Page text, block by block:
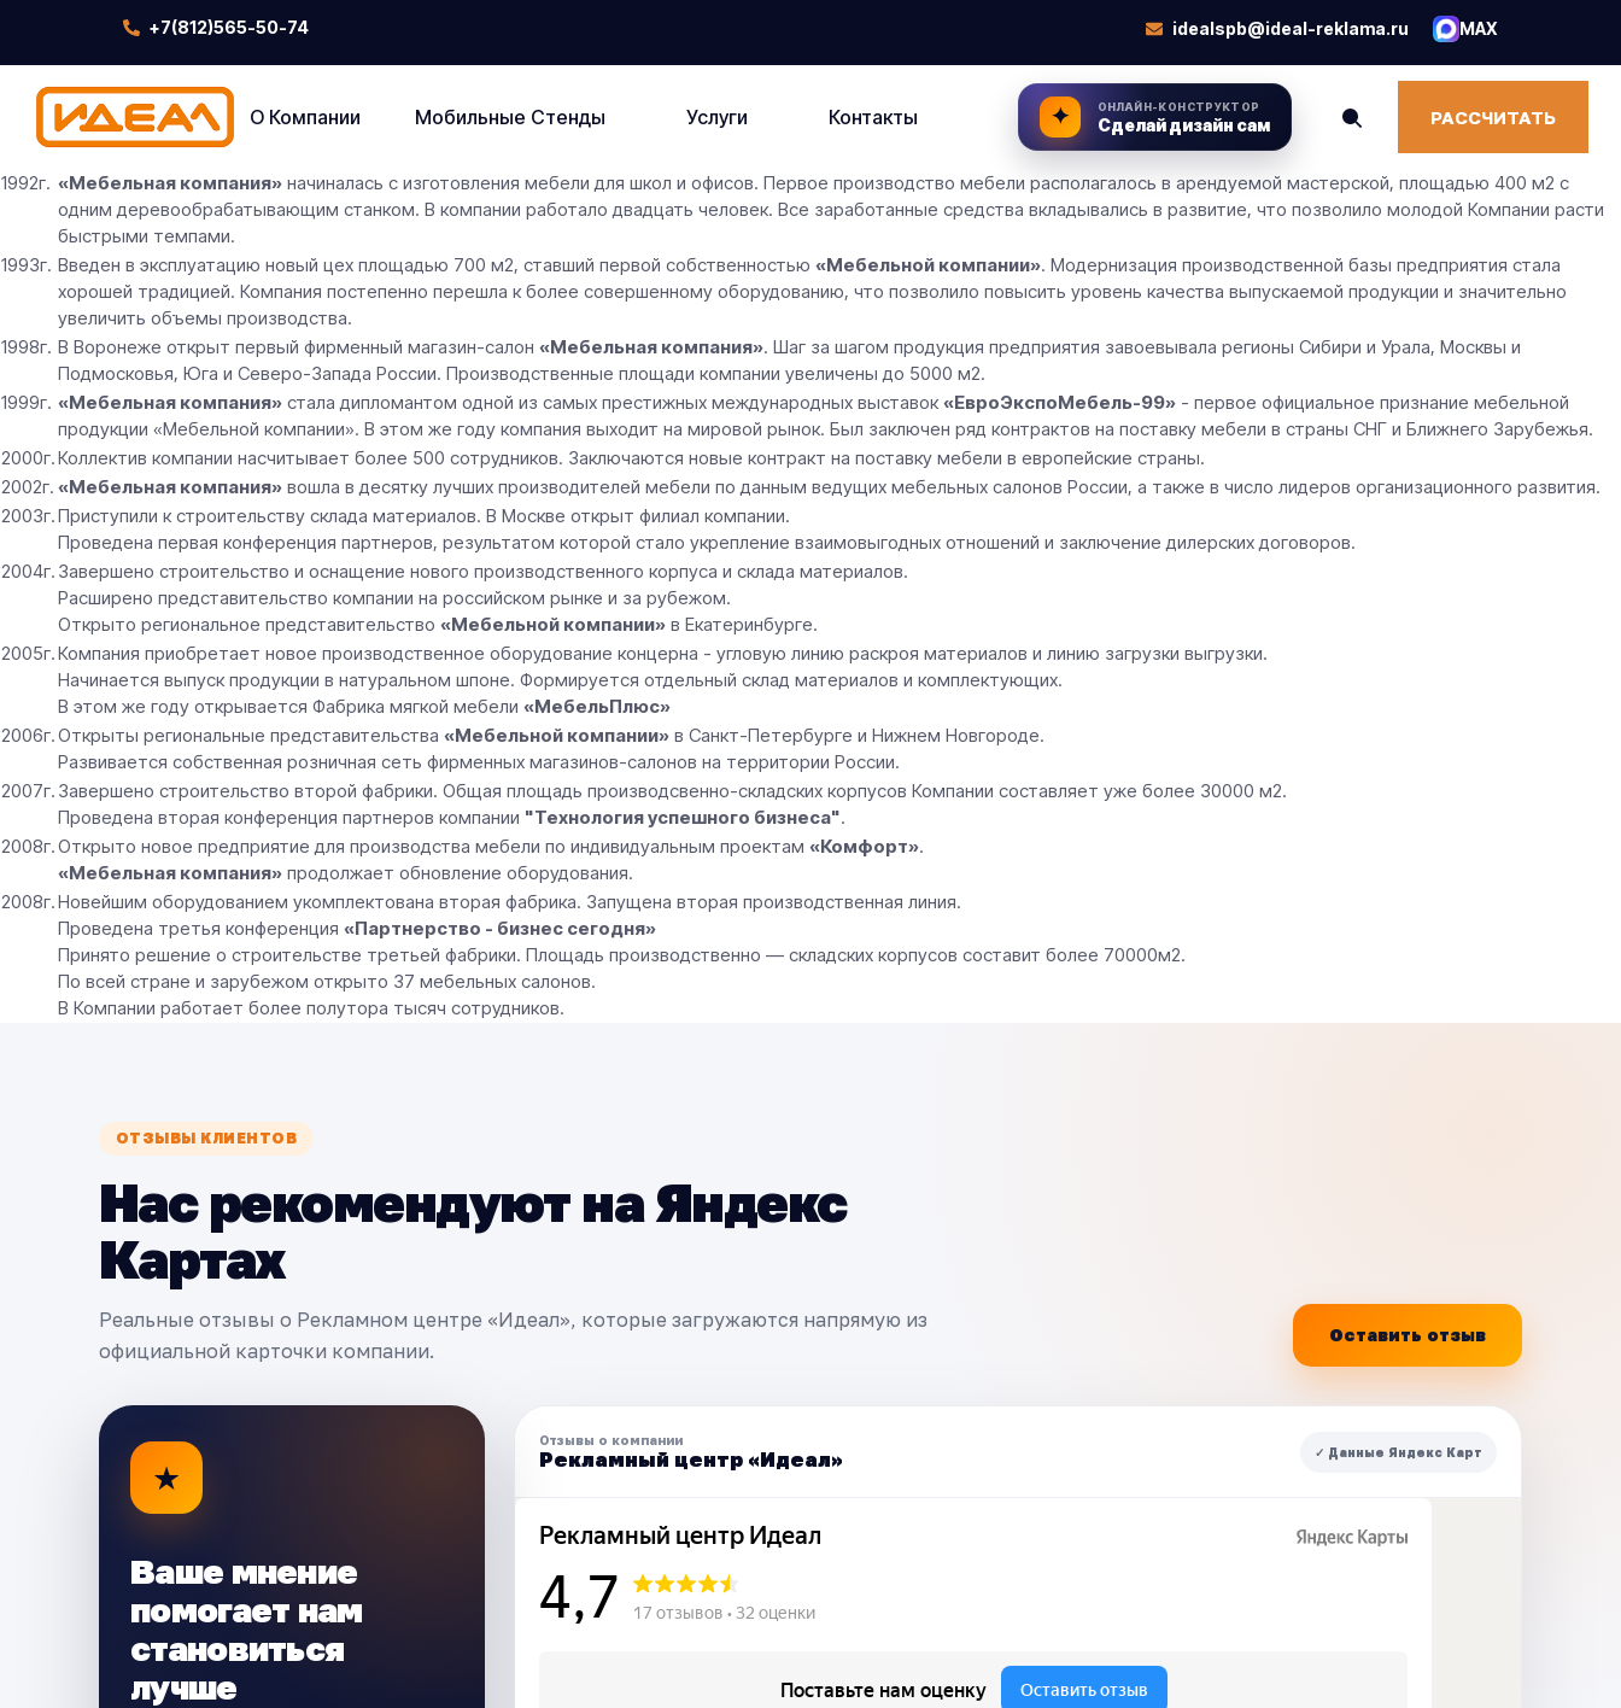
+7(812)565-50-74 idealspb@ideal-reklama.ru MAX
О Компании Мобильные Стенды Услуги Контакты ✦ ОНЛАЙН-КОНСТРУКТОР
Сделай дизайн сам РАССЧИТАТЬ
1992г. «Мебельная компания» начиналась с изготовления мебели для школ и офисов. Первое производство мебели располагалось в арендуемой мастерской, площадью 400 м2 с
одним деревообрабатывающим станком. В компании работало двадцать человек. Все заработанные средства вкладывались в развитие, что позволило молодой Компании расти
быстрыми темпами.
1993г. Введен в эксплуатацию новый цех площадью 700 м2, ставший первой собственностью «Мебельной компании». Модернизация производственной базы предприятия стала
хорошей традицией. Компания постепенно перешла к более совершенному оборудованию, что позволило повысить уровень качества выпускаемой продукции и значительно
увеличить объемы производства.
1998г. В Воронеже открыт первый фирменный магазин-салон «Мебельная компания». Шаг за шагом продукция предприятия завоевывала регионы Сибири и Урала, Москвы и
Подмосковья, Юга и Северо-Запада России. Производственные площади компании увеличены до 5000 м2.
1999г. «Мебельная компания» стала дипломантом одной из самых престижных международных выставок «ЕвроЭкспоМебель-99» - первое официальное признание мебельной
продукции «Мебельной компании». В этом же году компания выходит на мировой рынок. Был заключен ряд контрактов на поставку мебели в страны СНГ и Ближнего Зарубежья.
2000г.Коллектив компании насчитывает более 500 сотрудников. Заключаются новые контракт на поставку мебели в европейские страны.
2002г. «Мебельная компания» вошла в десятку лучших производителей мебели по данным ведущих мебельных салонов России, а также в число лидеров организационного развития.
2003г.Приступили к строительству склада материалов. В Москве открыт филиал компании.
Проведена первая конференция партнеров, результатом которой стало укрепление взаимовыгодных отношений и заключение дилерских договоров.
2004г. Завершено строительство и оснащение нового производственного корпуса и склада материалов.
Расширено представительство компании на российском рынке и за рубежом.
Открыто региональное представительство «Мебельной компании» в Екатеринбурге.
2005г.Компания приобретает новое производственное оборудование концерна - угловую линию раскроя материалов и линию загрузки выгрузки.
Начинается выпуск продукции в натуральном шпоне. Формируется отдельный склад материалов и комплектующих.
В этом же году открывается Фабрика мягкой мебели «МебельПлюс»
2006г.Открыты региональные представительства «Мебельной компании» в Санкт-Петербурге и Нижнем Новгороде.
Развивается собственная розничная сеть фирменных магазинов-салонов на территории России.
2007г. Завершено строительство второй фабрики. Общая площадь производсвенно-складских корпусов Компании составляет уже более 30000 м2.
Проведена вторая конференция партнеров компании "Технология успешного бизнеса".
2008г.Открыто новое предприятие для производства мебели по индивидуальным проектам «Комфорт».
«Мебельная компания» продолжает обновление оборудования.
2008г.Новейшим оборудованием укомплектована вторая фабрика. Запущена вторая производственная линия.
Проведена третья конференция «Партнерство - бизнес сегодня»
Принято решение о строительстве третьей фабрики. Площадь производственно — складских корпусов составит более 70000м2.
По всей стране и зарубежом открыто 37 мебельных салонов.
В Компании работает более полутора тысяч сотрудников.
ОТЗЫВЫ КЛИЕНТОВ
Нас рекомендуют на Яндекс
Картах
Реальные отзывы о Рекламном центре «Идеал», которые загружаются напрямую из
официальной карточки компании.
Оставить отзыв
★
Ваше мнение
помогает нам
становиться
лучше
Отзывы о компании
Рекламный центр «Идеал» ✓ Данные Яндекс Карт